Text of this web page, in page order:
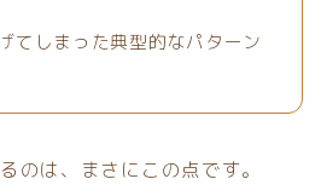
てしまった典型的なパターン
のは、まさにこの点です。